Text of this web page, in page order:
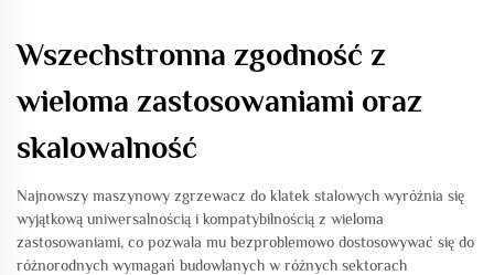
Wszechstronna zgodność z
wieloma zastosowaniami oraz
skalowalność
Najnowszy maszynowy zgrzewacz do klatek stalowych wyróżnia się
wyjątkową uniwersalnością i kompatybilnością z wieloma
zastosowaniami, co pozwala mu bezproblemowo dostosowywać się do
różnorodnych wymagań budowlanych w różnych sektorach